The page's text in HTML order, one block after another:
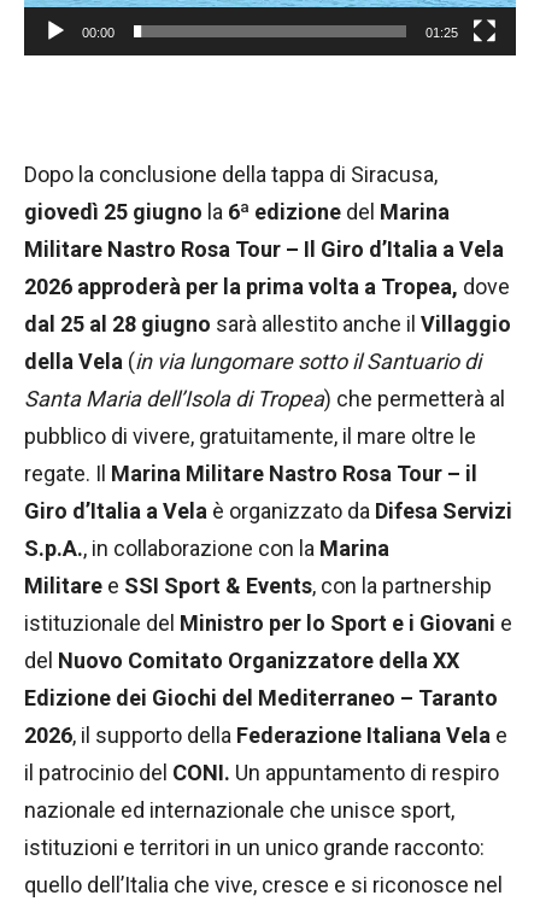
a
r
00:00 01:25
Dopo la conclusione della tappa di Siracusa,
giovedì 25 giugno la 6ª edizione del Marina
Militare Nastro Rosa Tour – Il Giro d’Italia a Vela
2026 approderà per la prima volta a Tropea, dove
dal 25 al 28 giugno sarà allestito anche il Villaggio
della Vela (in via lungomare sotto il Santuario di
Santa Maria dell’Isola di Tropea) che permetterà al
pubblico di vivere, gratuitamente, il mare oltre le
regate. Il Marina Militare Nastro Rosa Tour – il
Giro d’Italia a Vela è organizzato da Difesa Servizi
S.p.A., in collaborazione con la Marina
Militare e SSI Sport & Events, con la partnership
istituzionale del Ministro per lo Sport e i Giovani e
del Nuovo Comitato Organizzatore della XX
Edizione dei Giochi del Mediterraneo – Taranto
2026, il supporto della Federazione Italiana Vela e
il patrocinio del CONI. Un appuntamento di respiro
nazionale ed internazionale che unisce sport,
istituzioni e territori in un unico grande racconto:
quello dell’Italia che vive, cresce e si riconosce nel